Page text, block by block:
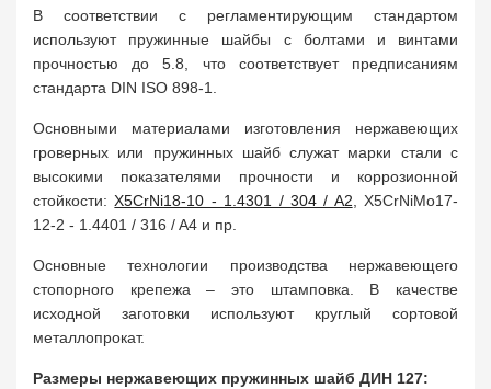
В соответствии с регламентирующим стандартом
используют пружинные шайбы с болтами и винтами
прочностью до 5.8, что соответствует предписаниям
стандарта DIN ISO 898-1.
Основными материалами изготовления нержавеющих
гроверных или пружинных шайб служат марки стали с
высокими показателями прочности и коррозионной
стойкости:X5CrNi18-10 - 1.4301 / 304 / A2 , X5CrNiMo17-
12-2 - 1.4401 / 316 / A4 и пр.
Основные технологии производства нержавеющего
стопорного крепежа – это штамповка. В качестве
исходной заготовки используют круглый сортовой
металлопрокат.
Размеры нержавеющих пружинных шайб ДИН 127: